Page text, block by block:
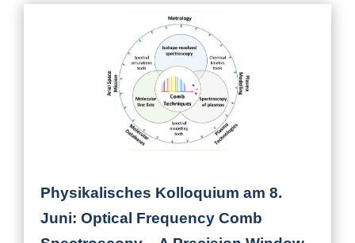
Physikalisches Kolloquium am 8.
Juni: Optical Frequency Comb